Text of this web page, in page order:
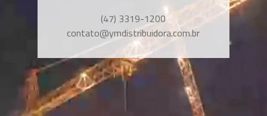
(47) 3319-1200
contato@ymdistribuidora.com.br